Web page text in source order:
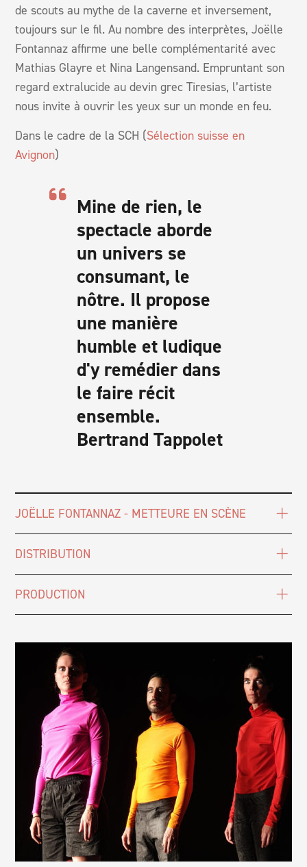
de scouts au mythe de la caverne et inversement,
toujours sur le fil. Au nombre des interprètes, Joëlle
Fontannaz affirme une belle complémentarité avec
Mathias Glayre et Nina Langensand. Empruntant son
regard extralucide au devin grec Tiresias, l’artiste
nous invite à ouvrir les yeux sur un monde en feu.
Dans le cadre de la SCH (Sélection suisse en
Avignon)
Mine de rien, le
spectacle aborde
un univers se
consumant, le
nôtre. Il propose
une manière
humble et ludique
d'y remédier dans
le faire récit
ensemble.
Bertrand Tappolet
JOËLLE FONTANNAZ - METTEURE EN SCÈNE
DISTRIBUTION
PRODUCTION